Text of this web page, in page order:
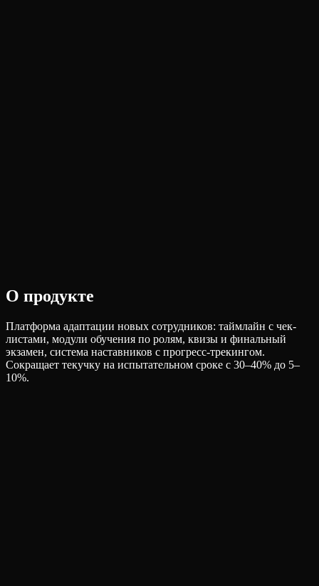
О продукте
Платформа адаптации новых сотрудников: таймлайн с чек-
листами, модули обучения по ролям, квизы и финальный
экзамен, система наставников с прогресс-трекингом.
Сокращает текучку на испытательном сроке с 30–40% до 5–
10%.